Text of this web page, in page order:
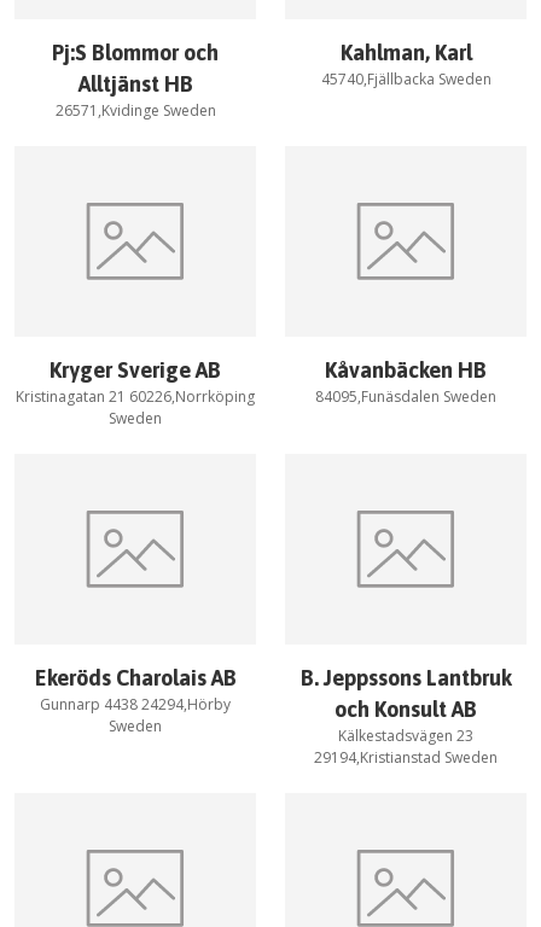
Pj:S Blommor och
Alltjänst HB
26571,Kvidinge Sweden
Kahlman, Karl
45740,Fjällbacka Sweden
Kryger Sverige AB
Kristinagatan 21 60226,Norrköping
Sweden
Kåvanbäcken HB
84095,Funäsdalen Sweden
Ekeröds Charolais AB
Gunnarp 4438 24294,Hörby
Sweden
B. Jeppssons Lantbruk
och Konsult AB
Kälkestadsvägen 23
29194,Kristianstad Sweden